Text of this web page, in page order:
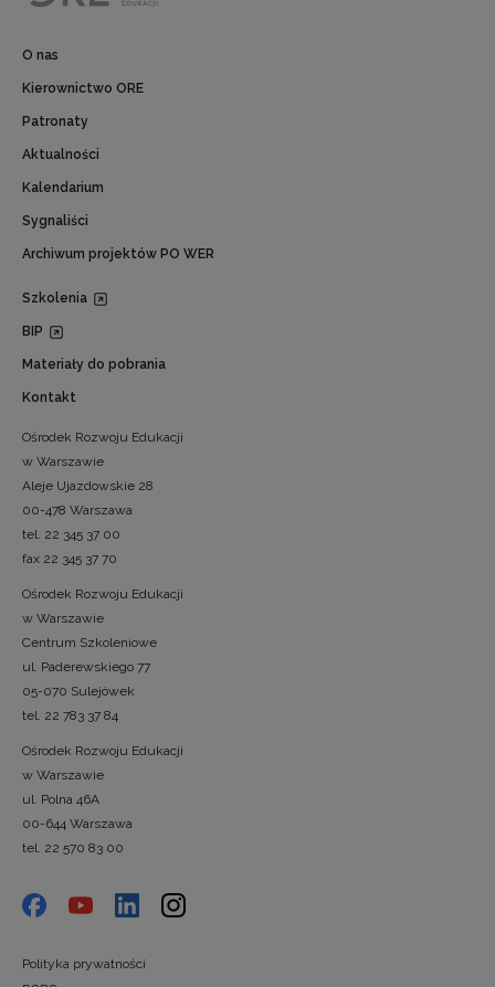
O nas
Kierownictwo ORE
Patronaty
Aktualności
Kalendarium
Sygnaliści
Archiwum projektów PO WER
Szkolenia
BIP
Materiały do pobrania
Kontakt
Ośrodek Rozwoju Edukacji
w Warszawie
Aleje Ujazdowskie 28
00-478 Warszawa
tel. 22 345 37 00
fax 22 345 37 70
Ośrodek Rozwoju Edukacji
w Warszawie
Centrum Szkoleniowe
ul. Paderewskiego 77
05-070 Sulejówek
tel. 22 783 37 84
Ośrodek Rozwoju Edukacji
w Warszawie
ul. Polna 46A
00-644 Warszawa
tel. 22 570 83 00
Polityka prywatności